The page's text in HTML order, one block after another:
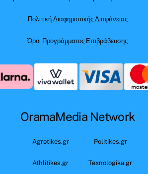
Πολιτική Διαφημιστικής Διαφάνειας
Όροι Προγράμματος Επιβράβευσης
OramaMedia Network
Agrotikes.gr Politikes.gr
Athlitikes.gr Texnologika.gr